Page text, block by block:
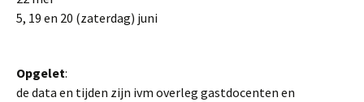
5, 19 en 20 (zaterdag) juni
Opgelet:
de data en tijden zijn ivm overleg gastdocenten en